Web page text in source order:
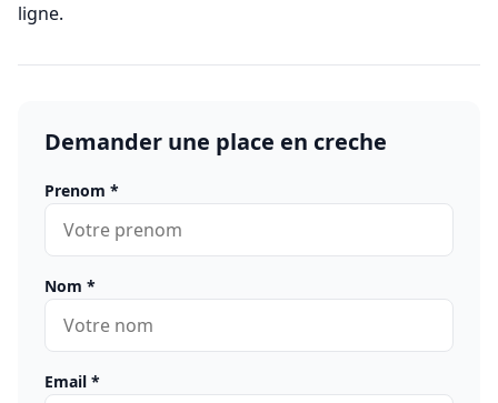
ligne.
Demander une place en creche
Prenom *
Nom *
Email *